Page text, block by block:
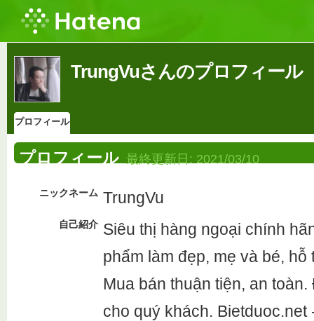
TrungVuさんのプロフィール
プロフィール
プロフィール 最終更新日: 2021/03/10
ニックネーム TrungVu
自己紹介 Siêu thị hàng ngoại chính
phẩm làm đẹp, mẹ và bé,
Mua bán thuận tiện, an
cho quý khách. Bietduoc.net